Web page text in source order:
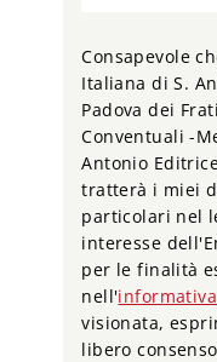
Consapevole
Italiana di S.
Padova dei
Conventuali -
Antonio Editrice
tratterà i miei
particolari nel
interesse
per le finalità
nell'informativa
visionata,
libero